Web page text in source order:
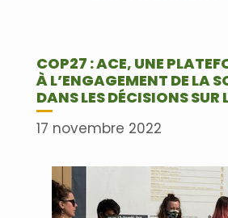
COP27 : ACE, UNE
À L’ENGAGEMENT DE LA
DANS LES DÉCISIONS SUR
17 novembre 2022